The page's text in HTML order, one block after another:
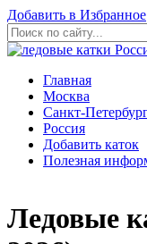
Добавить в Избранное
Главная
Москва
Санкт-
Россия
Добавить каток
Полезная
Ледовые